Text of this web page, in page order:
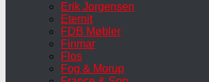
Erik Jorgensen
Eternit
FDB Møbler
Finmar
Flos
Fog & Morup